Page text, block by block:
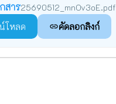
สาร25690512_mnOv3oE.pdf
โหลด linkคัดลอกลิงก์